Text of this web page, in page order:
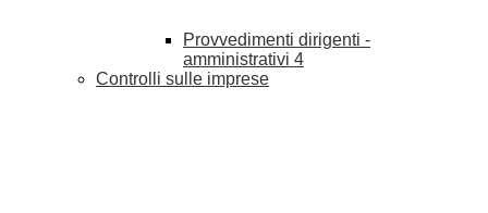
Provvedimenti dirigenti -
amministrativi 4
Controlli sulle imprese